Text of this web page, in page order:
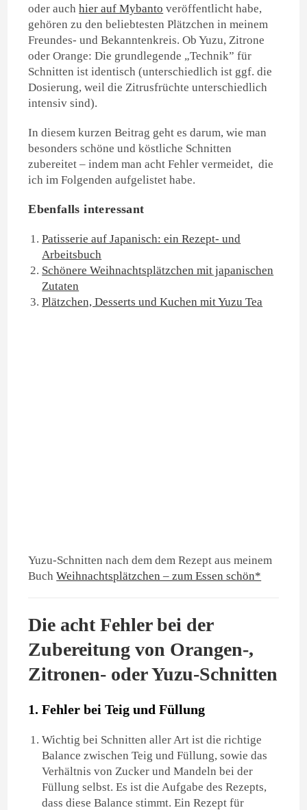
oder auchhier auf Mybanto veröffentlicht habe,
gehören zu den beliebtesten Plätzchen in meinem
Freundes- und Bekanntenkreis. Ob Yuzu, Zitrone
oder Orange: Die grundlegende „Technik” für
Schnitten ist identisch (unterschiedlich ist ggf. die
Dosierung, weil die Zitrusfrüchte unterschiedlich
intensiv sind).
In diesem kurzen Beitrag geht es darum, wie man
besonders schöne und köstliche Schnitten
zubereitet – indem man acht Fehler vermeidet, die
ich im Folgenden aufgelistet habe.
Ebenfalls interessant
Patisserie auf Japanisch: ein Rezept- und
Arbeitsbuch
Schönere Weihnachtsplätzchen mit japanischen
Zutaten
Plätzchen, Desserts und Kuchen mit Yuzu Tea
Yuzu-Schnitten nach dem dem Rezept aus meinem
BuchWeihnachtsplätzchen – zum Essen schön*
Die acht Fehler bei der
Zubereitung von Orangen-,
Zitronen- oder Yuzu-Schnitten
1. Fehler bei Teig und Füllung
Wichtig bei Schnitten aller Art ist die richtige
Balance zwischen Teig und Füllung, sowie das
Verhältnis von Zucker und Mandeln bei der
Füllung selbst. Es ist die Aufgabe des Rezepts,
dass diese Balance stimmt. Ein Rezept für